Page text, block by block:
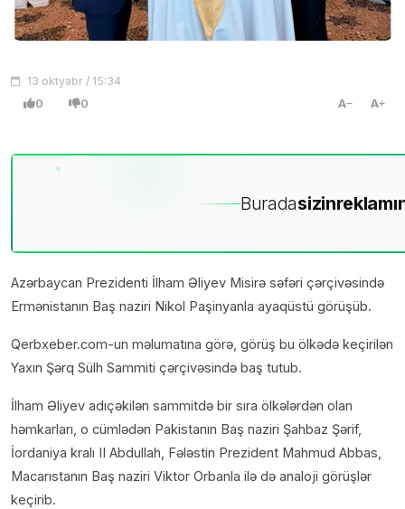
13 oktyabr / 15:34
0 0 A A
Buradasizin
Azərbaycan Prezidenti İlham Əliyev Misirə səfəri çərçivəsində
Ermənistanın Baş naziri Nikol Paşinyanla ayaqüstü görüşüb.
Qerbxeber.com-un məlumatına görə, görüş bu ölkədə keçirilən
Yaxın Şərq Sülh Sammiti çərçivəsində baş tutub.
İlham Əliyev adıçəkilən sammitdə bir sıra ölkələrdən olan
həmkarları, o cümlədən Pakistanın Baş naziri Şahbaz Şərif,
İordaniya kralı II Abdullah, Fələstin Prezident Mahmud Abbas,
Macarıstanın Baş naziri Viktor Orbanla ilə də analoji görüşlər
keçirib.